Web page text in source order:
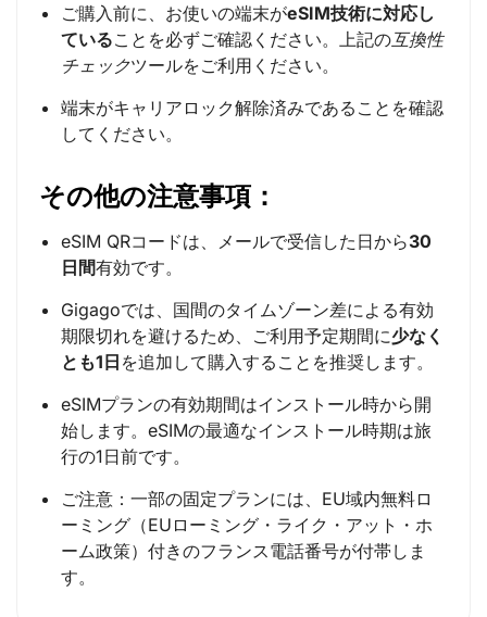
ご購入前に、お使いの端末がeSIM技術に対応し
ていることを必ずご確認ください。上記の互換性
チェックツールをご利用ください。
端末がキャリアロック解除済みであることを確認
してください。
その他の注意事項：
eSIM QRコードは、メールで受信した日から30
日間有効です。
Gigagoでは、国間のタイムゾーン差による有効
期限切れを避けるため、ご利用予定期間に少なく
とも1日 を追加して購入することを推奨します。
eSIMプランの有効期間はインストール時から開
始します。eSIMの最適なインストール時期は旅
行の1日前です。
ご注意：一部の固定プランには、EU域内無料ロ
ーミング（EUローミング・ライク・アット・ホ
ーム政策）付きのフランス電話番号が付帯しま
す。